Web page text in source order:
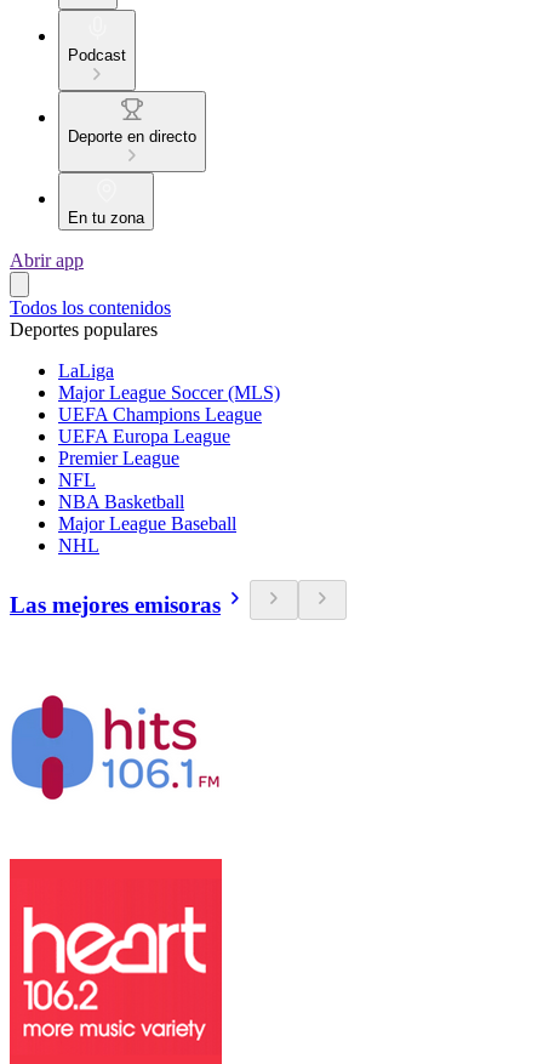
Podcast
Deporte en directo
En tu zona
Abrir app
Todos los contenidos
Deportes populares
LaLiga
Major League Soccer (MLS)
UEFA Champions League
UEFA Europa League
Premier League
NFL
NBA Basketball
Major League Baseball
NHL
Las mejores emisoras